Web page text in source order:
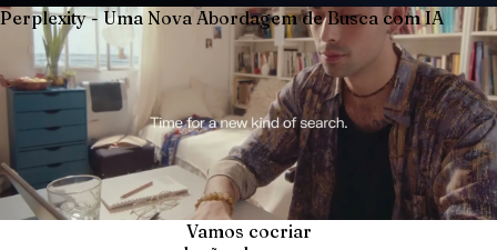
Perplexity - Uma Nova Abordagem de Busca com IA
Vamos cocriar